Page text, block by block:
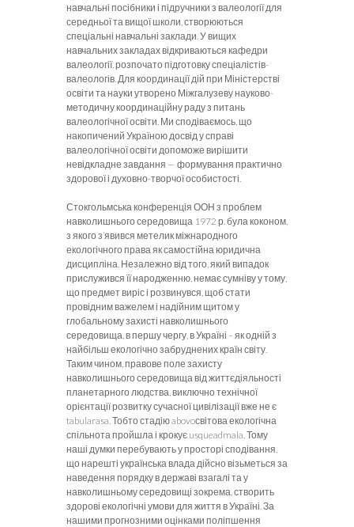
навчальні посібники і підручники з валеології для
середньої та вищої школи, створюються
спеціальні навчальні заклади. У вищих
навчальних закладах відкриваються кафедри
валеології, розпочато підготовку спеціалістів-
валеологів. Для координації дій при Міністерстві
освіти та науки утворено Міжгалузеву науково-
методичну координаційну раду з питань
валеологічної освіти. Ми сподіваємось, що
накопичений Україною досвід у справі
валеологічної освіти допоможе вирішити
невідкладне завдання — формування практично
здорової і духовно-творчої особистості.
Стокгольмська конференція ООН з проблем
навколишнього середовища 1972 р. була коконом,
з якого з’явився метелик міжнародного
екологічного права як самостійна юридична
дисципліна. Незалежно від того, який випадок
прислужився її народженню, немає сумніву у тому,
що предмет виріс і розвинувся, щоб стати
провідним важелем і надійним щитом у
глобальному захисті навколишнього
середовища, в першу чергу, в Україні – як одній з
найбільш екологічно забруднених країн світу.
Таким чином, правове поле захисту
навколишнього середовища від життєдіяльності
планетарного людства, виключно технічної
орієнтації розвитку сучасної цивілізації вже не є
tabularasa. Тобто стадію abovoсвітова екологічна
спільнота пройшла і крокує usqueadmala. Тому
наші думки перебувають у просторі сподівання,
що нарешті українська влада дійсно візьметься за
наведення порядку в державі взагалі та у
навколишньому середовищі зокрема, створить
здорові екологічні умови для життя в Україні. За
нашими прогнозними оцінками поліпшення